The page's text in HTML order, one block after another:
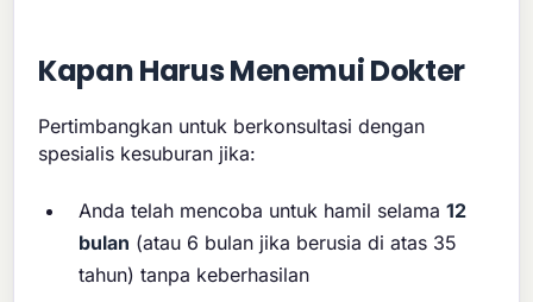
Kapan Harus Menemui Dokter
Pertimbangkan untuk berkonsultasi dengan
spesialis kesuburan jika:
Anda telah mencoba untuk hamil selama12
bulan (atau 6 bulan jika berusia di atas 35
tahun) tanpa keberhasilan